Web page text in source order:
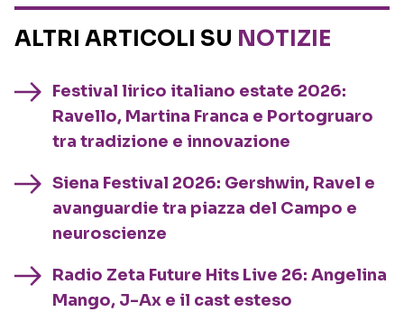
ALTRI ARTICOLI SU NOTIZIE
Festival lirico italiano estate 2026:
Ravello, Martina Franca e Portogruaro
tra tradizione e innovazione
Siena Festival 2026: Gershwin, Ravel e
avanguardie tra piazza del Campo e
neuroscienze
Radio Zeta Future Hits Live 26: Angelina
Mango, J-Ax e il cast esteso